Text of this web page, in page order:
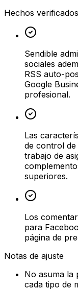
Hechos verificados
Sendible
sociales
RSS auto-
Google
profesional.
Las
de control de
trabajo de
superiores.
Los
para
página de
Notas de ajuste
No asuma la
cada tipo de